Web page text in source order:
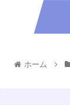
ホーム